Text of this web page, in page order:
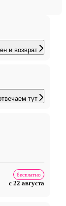
и возврат
тут
бесплатно
с 22 августа